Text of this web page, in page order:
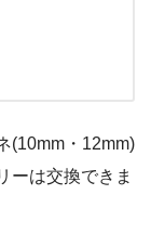
(10mm・12mm)
ーは交換できま